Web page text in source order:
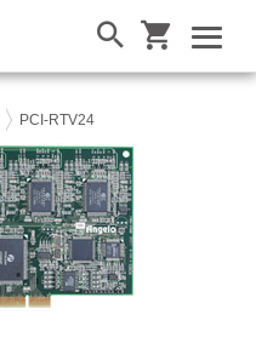
PCI-RTV24